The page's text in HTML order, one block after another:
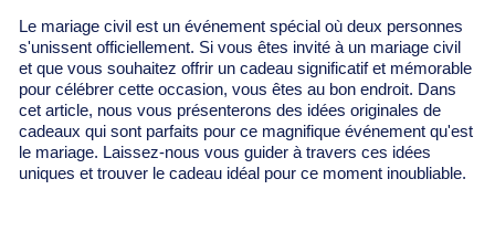
Le mariage civil est un événement spécial où deux personnes
s'unissent officiellement. Si vous êtes invité à un mariage civil
et que vous souhaitez offrir un cadeau significatif et mémorable
pour célébrer cette occasion, vous êtes au bon endroit. Dans
cet article, nous vous présenterons des idées originales de
cadeaux qui sont parfaits pour ce magnifique événement qu'est
le mariage. Laissez-nous vous guider à travers ces idées
uniques et trouver le cadeau idéal pour ce moment inoubliable.